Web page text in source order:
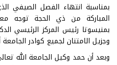
بمناسبة انتهاء الفصل الصيفي
المباركة من ذي الحجة توجه
بمنيسوتا رئيس المركز الرئيسي
وجزيل الامتنان لجميع كوادر
وبعد أن حمد وكيل الجامعة الله